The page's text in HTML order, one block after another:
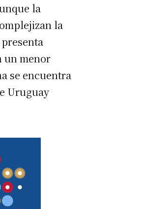
la
la
un menor
se encuentra
Uruguay